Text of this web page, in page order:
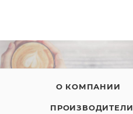
О КОМПАНИИ
ПРОИЗВОДИТЕЛИ